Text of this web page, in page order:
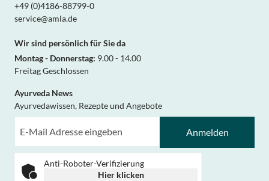
+49 (0)4186-88799-0
service@amla.de
Wir sind persönlich für Sie da
Montag - Donnerstag: 9.00 - 14.00
Freitag Geschlossen
Ayurveda News
Ayurvedawissen, Rezepte und Angebote
Anmelden
Anti-Roboter-Verifizierung
Hier klicken